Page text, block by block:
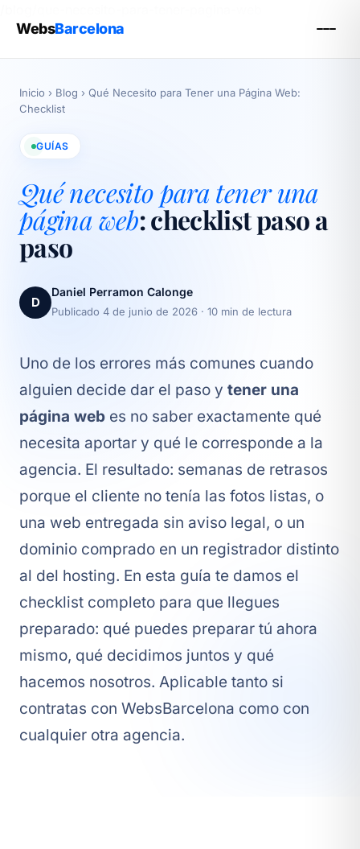
WebsBarcelona
Inicio › Blog › Qué Necesito para Tener una Página Web:
Checklist
GUÍAS
Qué necesito para tener una
página web: checklist paso a
paso
D
Daniel Perramon Calonge
Publicado 4 de junio de 2026 · 10 min de lectura
Uno de los errores más comunes cuando
alguien decide dar el paso y tener una
página web es no saber exactamente qué
necesita aportar y qué le corresponde a la
agencia. El resultado: semanas de retrasos
porque el cliente no tenía las fotos listas, o
una web entregada sin aviso legal, o un
dominio comprado en un registrador distinto
al del hosting. En esta guía te damos el
checklist completo para que llegues
preparado: qué puedes preparar tú ahora
mismo, qué decidimos juntos y qué
hacemos nosotros. Aplicable tanto si
contratas con WebsBarcelona como con
cualquier otra agencia.